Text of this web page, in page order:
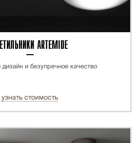
ARTEMIDE
дизайн и безупречное качество
узнать стоимость